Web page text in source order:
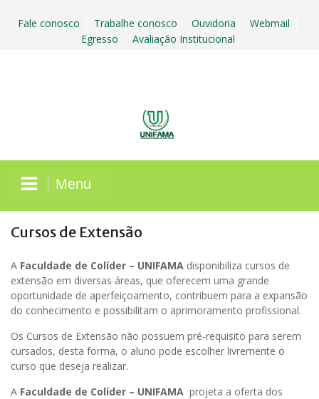
Fale conosco Trabalhe conosco Ouvidoria Webmail
Egresso Avaliação Institucional
Menu
Cursos de Extensão
A Faculdade de Colíder – UNIFAMA disponibiliza cursos de
extensão em diversas áreas, que oferecem uma grande
oportunidade de aperfeiçoamento, contribuem para a expansão
do conhecimento e possibilitam o aprimoramento profissional.
Os Cursos de Extensão não possuem pré-requisito para serem
cursados, desta forma, o aluno pode escolher livremente o
curso que deseja realizar.
A Faculdade de Colíder – UNIFAMA projeta a oferta dos